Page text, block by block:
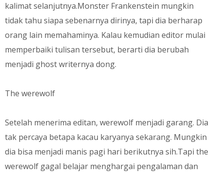
kalimat selanjutnya.Monster Frankenstein mungkin
tidak tahu siapa sebenarnya dirinya, tapi dia berharap
orang lain memahaminya. Kalau kemudian editor mulai
memperbaiki tulisan tersebut, berarti dia berubah
menjadi ghost writernya dong.
The werewolf
Setelah menerima editan, werewolf menjadi garang. Dia
tak percaya betapa kacau karyanya sekarang. Mungkin
dia bisa menjadi manis pagi hari berikutnya sih.Tapi the
werewolf gagal belajar menghargai pengalaman dan